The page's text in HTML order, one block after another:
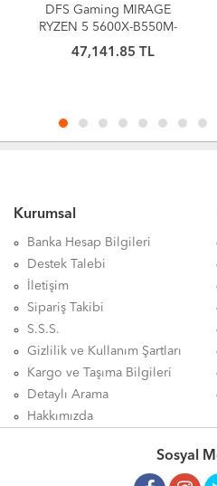
DFS Gaming MIRAGE
RYZEN 5 5600X-B550M-
RTX 5060 8GB-16GB
RAM-512GB M.2 SSD-
47,141.85 TL
Kurumsal
Banka Hesap Bilgileri
Destek Talebi
İletişim
Sipariş Takibi
S.S.S.
Gizlilik ve Kullanım Şartları
Kargo ve Taşıma Bilgileri
Detaylı Arama
Hakkımızda
Sosyal